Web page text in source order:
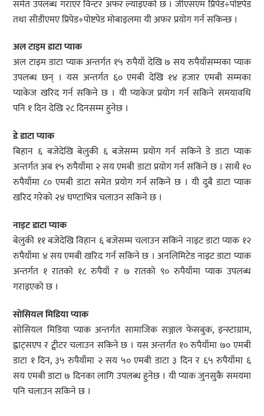
समेत उपलब्ध गराएर विन्टर अफर ल्याइएको छ । जीएसएम प्रिपेड÷पोष्टपेड
तथा सीडीएमए प्रिपेड÷पोष्टपेड मोबाइलमा यी अफर प्रयोग गर्न सकिन्छ ।
अल टाइम डाटा प्याक
अल टाइम डाटा प्याक अन्तर्गत १५ रुपैयाँ देखि ७ सय रुपैयाँसम्मका प्याक
उपलब्ध छन् । यस अन्तर्गत ६० एमबी देखि १४ हजार एमबी सम्मका
प्याकेज खरिद गर्न सकिने छ । यी प्याकेज प्रयोग गर्न सकिने समयावधि
पनि १ दिन देखि २८ दिनसम्म हुनेछ ।
डे डाटा प्याक
बिहान ६ बजेदेखि बेलुकी ६ बजेसम्म प्रयोग गर्न सकिने डे डाटा प्याक
अन्तर्गत अब १५ रुपैयाँमा २ सय एमबी डाटा प्रयोग गर्न सकिने छ । साथै १०
रुपैयाँमा ८० एमबी डाटा समेत प्रयोग गर्न सकिने छ । यी दुबै डाटा प्याक
खरिद गरेको २४ घण्टाभित्र चलाउन सकिने छ ।
नाइट डाटा प्याक
बेलुकी ११ बजेदेखि विहान ६ बजेसम्म चलाउन सकिने नाइट डाटा प्याक १२
रुपैयाँमा ४ सय एमबी खरिद गर्न सकिने छ । अनलिमिटेड नाइट डाटा प्याक
अन्तर्गत १ रातको १८ रुपैयाँ र ७ रातको ९० रुपैयाँमा प्याक उपलब्ध
गराइएको छ ।
सोसियल मिडिया प्याक
सोसियल मिडिया प्याक अन्तर्गत सामाजिक सञ्जाल फेसबुक, इन्स्टाग्राम,
ह्वाट्सएप र ट्वीटर चलाउन सकिने छ । यस अन्तर्गत १० रुपैयाँमा ७० एमबी
डाटा १ दिन, ३५ रुपैयाँमा २ सय ५० एमबी डाटा ३ दिन र ६५ रुपैयाँमा ६
सय एमबी डाटा ७ दिनका लागि उपलब्ध हुनेछ । यी प्याक जुनसुकै समयमा
पनि चलाउन सकिने छ ।